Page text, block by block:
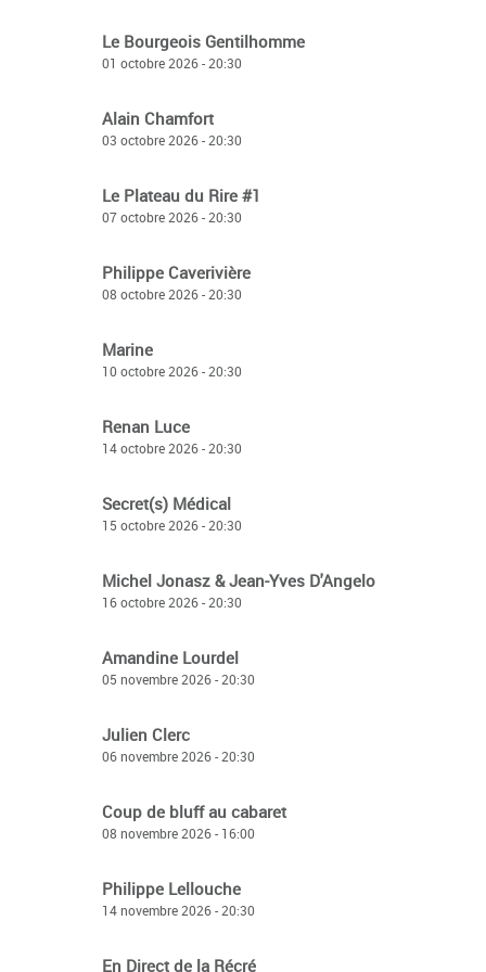
Le Bourgeois Gentilhomme
01 octobre 2026 - 20:30
Alain Chamfort
03 octobre 2026 - 20:30
Le Plateau du Rire #1
07 octobre 2026 - 20:30
Philippe Caverivière
08 octobre 2026 - 20:30
Marine
10 octobre 2026 - 20:30
Renan Luce
14 octobre 2026 - 20:30
Secret(s) Médical
15 octobre 2026 - 20:30
Michel Jonasz & Jean-Yves D'Angelo
16 octobre 2026 - 20:30
Amandine Lourdel
05 novembre 2026 - 20:30
Julien Clerc
06 novembre 2026 - 20:30
Coup de bluff au cabaret
08 novembre 2026 - 16:00
Philippe Lellouche
14 novembre 2026 - 20:30
En Direct de la Récré